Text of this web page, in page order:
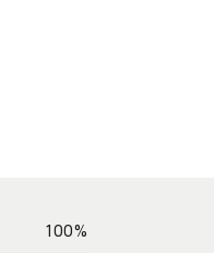
100%